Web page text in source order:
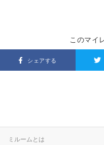
このマイ
シェアする
ミルームとは